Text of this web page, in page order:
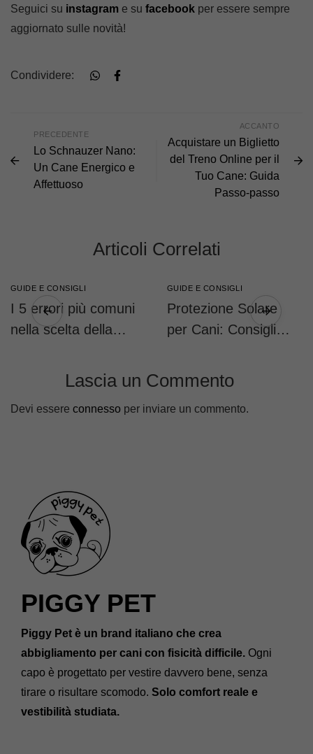
Seguici su instagram e su facebook per essere sempre
aggiornato sulle novità!
Condividere:
PRECEDENTE
Lo Schnauzer Nano:
Un Cane Energico e
Affettuoso
ACCANTO
Acquistare un Biglietto
del Treno Online per il
Tuo Cane: Guida
Passo-passo
Articoli Correlati
GUIDE E CONSIGLI
I 5 errori più comuni
nella scelta della
(e come evitarli)
GUIDE E CONSIGLI
Protezione Solare
per Cani: Consigli
Lascia un Commento
Devi essere connesso per inviare un commento.
PIGGY PET
Piggy Pet è un brand italiano che crea
abbigliamento per cani con fisicità difficile. Ogni
capo è progettato per vestire davvero bene, senza
tirare o risultare scomodo. Solo comfort reale e
vestibilità studiata.